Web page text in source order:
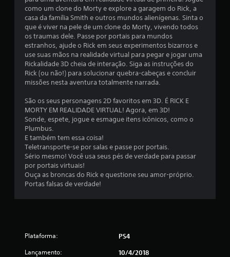
m
m
t
d
como um clone do Morty e explore a garagem do Rick, a
casa da família Smith e outros mundos alienígenas. Sinta o
que é viver na pele de um clone do Morty, vivendo todos
os traumas dele. Passe por portais para mundos
estranhos, ajude o Rick em seus experimentos bizarros e
use suas mãos na realidade virtual para pegar e jogar uma
Rickalidade 3D cheia de interação. Siga as instruções do
Rick (ou não!) para solucionar quebra-cabeças e concluir
missões nesta aventura totalmente narrada.
São os seus personagens 2D favoritos em 3D. É RICK E
MORTY EM REALIDADE VIRTUAL! Agora, em 3D!
Sonde, espete, jogue e esmague itens icônicos, como o
Plumbus.
E também tem essa coisa!
Teletransporte-se por salas e passe por portais.
Sério mesmo! Você usa seus pés de verdade para passar
por portais virtuais!
Ouça as broncas do Rick e questione seu amor-próprio.
Portas falsas de verdade!
Plataforma: PS4
Lançamento: 10/4/2018